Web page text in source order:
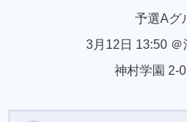
予選Aグ
3月12日 13:50 ＠
神村学園 2-